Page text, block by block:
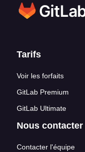
Liens en
Tarifs
Voir les forfaits
GitLab Premium
GitLab Ultimate
Nous contacter
Contacter l'équipe